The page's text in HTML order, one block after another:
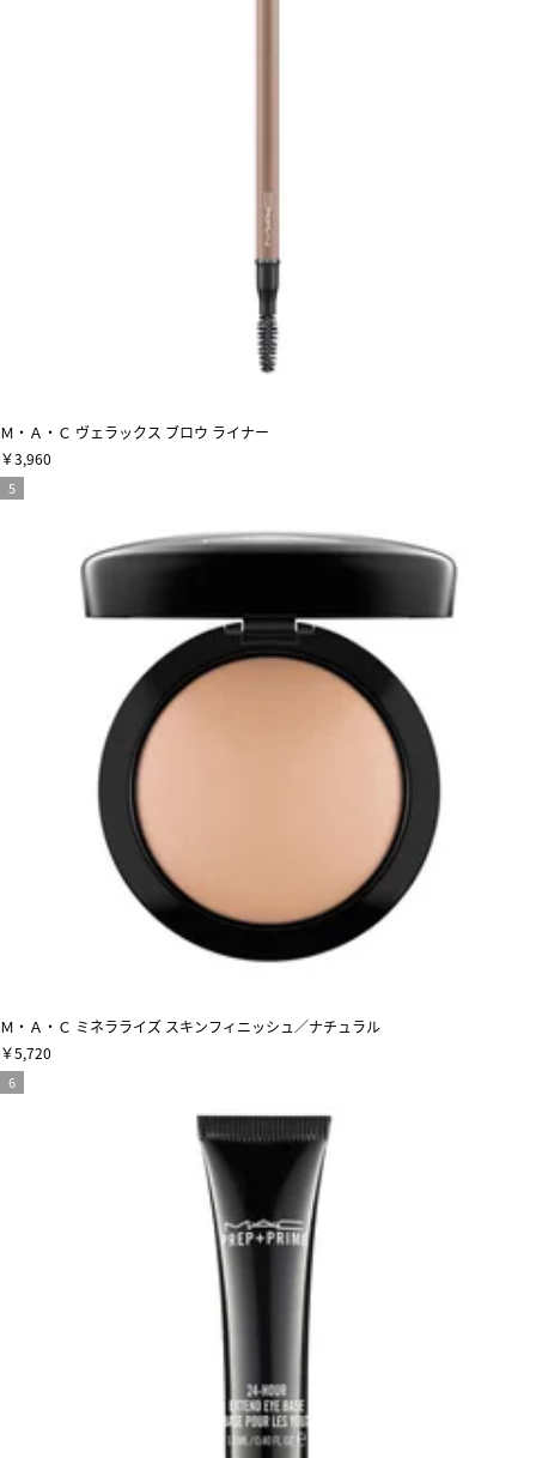
Ｍ・Ａ・Ｃ ヴェラックス ブロウ ライナー
￥3,960
Ｍ・Ａ・Ｃ ミネラライズ スキンフィニッシュ／ナチュラル
￥5,720